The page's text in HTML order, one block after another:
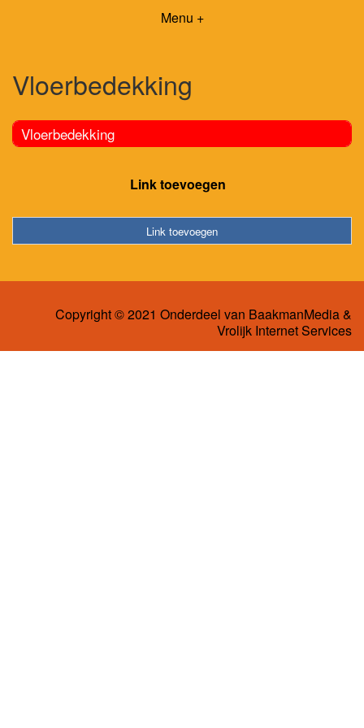
Menu +
Vloerbedekking
Vloerbedekking
Link toevoegen
Link toevoegen
Copyright © 2021 Onderdeel van BaakmanMedia&
Vrolijk Internet Services